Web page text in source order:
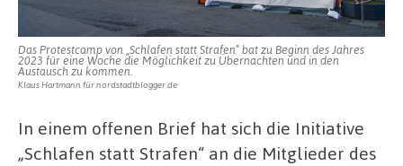
Das Protestcamp von „Schlafen statt Strafen“ bat zu Beginn des Jahres
2023 für eine Woche die Möglichkeit zu Übernachten und in den
Austausch zu kommen.
Klaus Hartmann für nordstadtblogger.de
In einem offenen Brief hat sich die Initiative
„Schlafen statt Strafen“ an die Mitglieder des